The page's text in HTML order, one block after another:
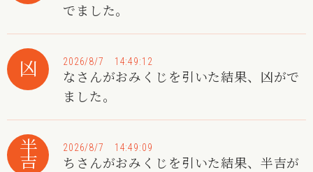
でました。
凶 2026/8/7 14:49:12
なさんがおみくじを引いた結果、凶がで
ました。
半吉 2026/8/7 14:49:09
ちさんがおみくじを引いた結果、半吉が